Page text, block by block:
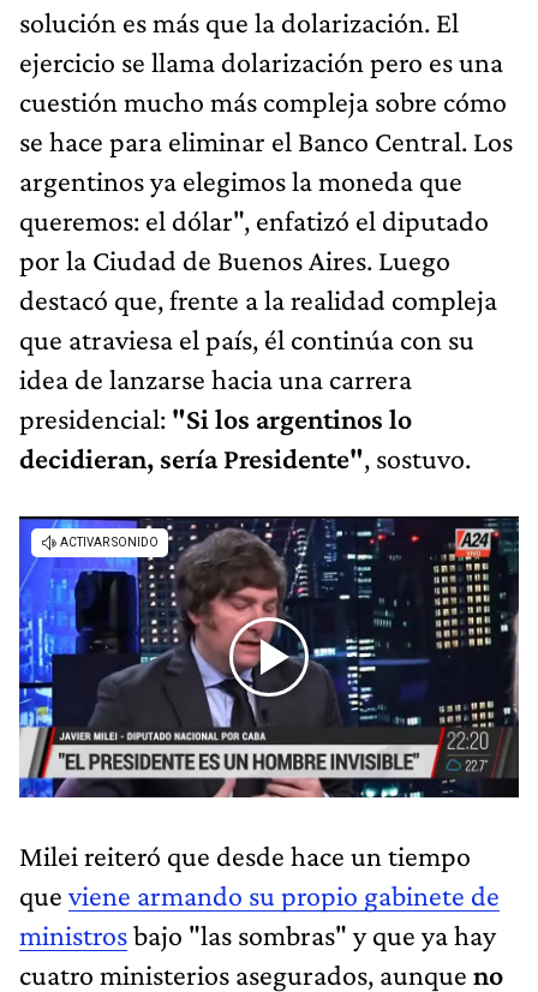
solución es más que la dolarización. El
ejercicio se llama dolarización pero es una
cuestión mucho más compleja sobre cómo
se hace para eliminar el Banco Central. Los
argentinos ya elegimos la moneda que
queremos: el dólar", enfatizó el diputado
por la Ciudad de Buenos Aires. Luego
destacó que, frente a la realidad compleja
que atraviesa el país, él continúa con su
idea de lanzarse hacia una carrera
presidencial: "Si los argentinos lo
decidieran, sería Presidente", sostuvo.
Milei reiteró que desde hace un tiempo
que viene armando su propio gabinete de
ministrosbajo "las sombras" y que ya hay
cuatro ministerios asegurados, aunque no